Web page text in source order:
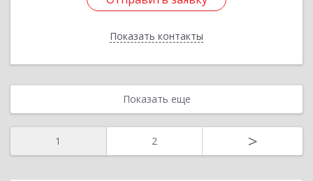
Показать контакты
Назад
Показать еще
1 2 >